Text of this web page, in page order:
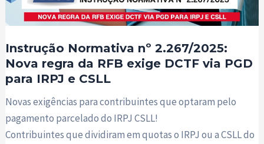
Instrução Normativa nº 2.267/2025:
Nova regra da RFB exige DCTF via PGD
para IRPJ e CSLL
Novas exigências para contribuintes que optaram pelo
pagamento parcelado do IRPJ CSLL!
Contribuintes que dividiram em quotas o IRPJ ou a CSLL do